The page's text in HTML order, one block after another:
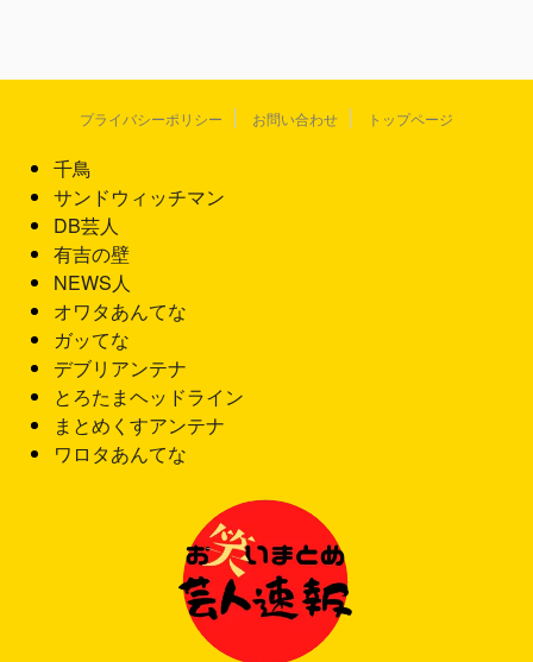
プライバシーポリシー お問い合わせ トップページ
千鳥
サンドウィッチマン
DB芸人
有吉の壁
NEWS人
オワタあんてな
ガッてな
デブリアンテナ
とろたまヘッドライン
まとめくすアンテナ
ワロタあんてな